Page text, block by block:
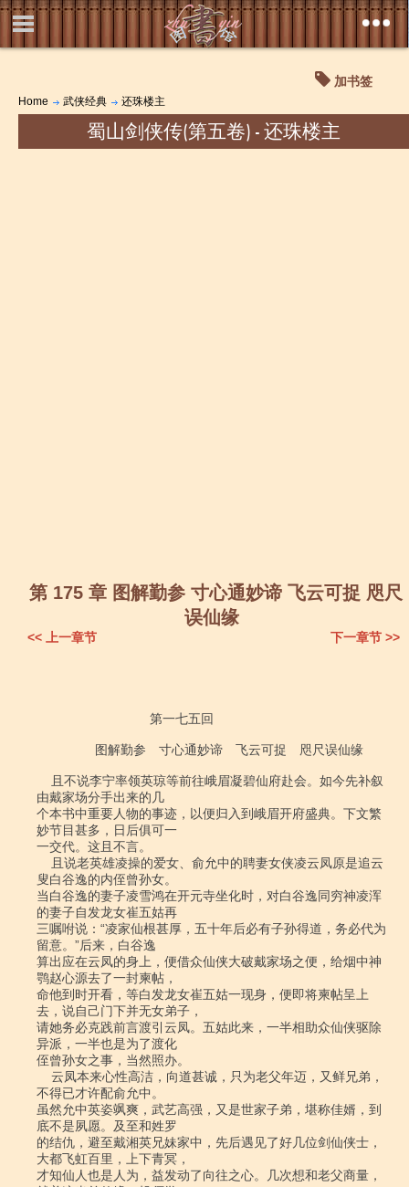
加书签
Home 武侠经典 还珠楼主
蜀山剑侠传(第五卷) - 还珠楼主
第 175 章 图解勤参 寸心通妙谛 飞云可捉 咫尺
误仙缘
<< 上一章节 下一章节 >>
由戴家场分手出来的几
个本书中重要人物的事迹，以便归入到峨眉开府盛典。下文繁
妙节目甚多，日后俱可一
一交代。这且不言。
叟白谷逸的内侄曾孙女。
当白谷逸的妻子凌雪鸿在开元寺坐化时，对白谷逸同穷神凌浑
的妻子自发龙女崔五姑再
三嘱咐说：“凌家仙根甚厚，五十年后必有子孙得道，务必代为
留意。”后来，白谷逸
算出应在云凤的身上，便借众仙侠大破戴家场之便，给烟中神
鹗赵心源去了一封柬帖，
命他到时开看，等白发龙女崔五姑一现身，便即将柬帖呈上
去，说自己门下并无女弟子，
请她务必克践前言渡引云凤。五姑此来，一半相助众仙侠驱除
异派，一半也是为了渡化
侄曾孙女之事，当然照办。
不得已才许配俞允中。
虽然允中英姿飒爽，武艺高强，又是世家子弟，堪称佳婿，到
底不是夙愿。及至和姓罗
的结仇，避至戴湘英兄妹家中，先后遇见了好几位剑仙侠士，
大都飞虹百里，上下青冥，
才知仙人也是人为，益发动了向往之心。几次想和老父商量，